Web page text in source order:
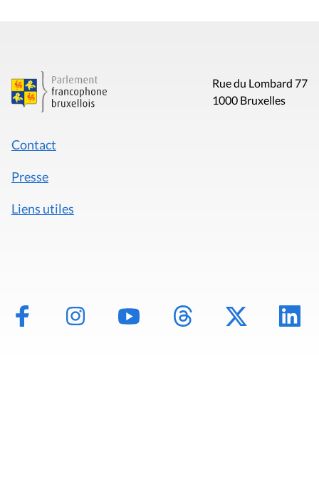
Rue du Lombard 77
1000 Bruxelles
Contact
Presse
Liens utiles